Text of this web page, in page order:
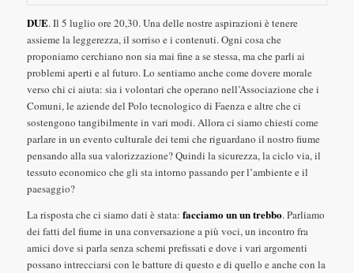
DUE. Il 5 luglio ore 20,30. Una delle nostre aspirazioni è tenere
assieme la leggerezza, il sorriso e i contenuti. Ogni cosa che
proponiamo cerchiano non sia mai fine a se stessa, ma che parli ai
problemi aperti e al futuro. Lo sentiamo anche come dovere morale
verso chi ci aiuta: sia i volontari che operano nell’Associazione che i
Comuni, le aziende del Polo tecnologico di Faenza e altre che ci
sostengono tangibilmente in vari modi. Allora ci siamo chiesti come
parlare in un evento culturale dei temi che riguardano il nostro fiume
pensando alla sua valorizzazione? Quindi la sicurezza, la ciclo via, il
tessuto economico che gli sta intorno passando per l’ambiente e il
paesaggio?
La risposta che ci siamo dati è stata: facciamo un un trebbo. Parliamo
dei fatti del fiume in una conversazione a più voci, un incontro fra
amici dove si parla senza schemi prefissati e dove i vari argomenti
possano intrecciarsi con le batture di questo e di quello e anche con la